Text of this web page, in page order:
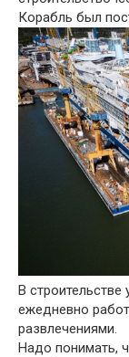
Корабль был
В строительстве
ежедневно
развлечениями.
Надо понимать,